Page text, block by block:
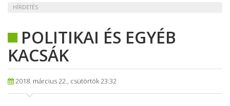
HÍRDETÉS
POLITIKAI ÉS EGYÉB
KACSÁK
2018. március 22., csütörtök 23:32